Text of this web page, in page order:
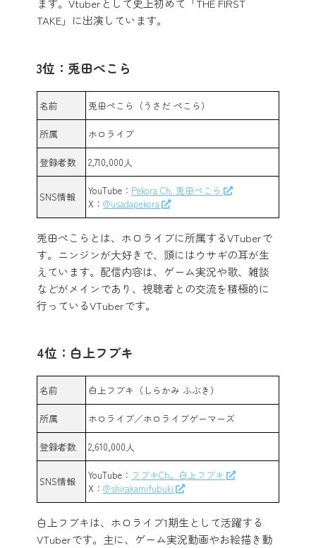
ます。Vtuberとして史上初めて「THE FIRST
TAKE」に出演しています。
3位：兎田ぺこら
名前 兎田ぺこら（うさだ ぺこら）
所属 ホロライブ
登録者数 2,710,000人
SNS情報 YouTube： Pekora Ch. 兎田ぺこら
X：@usadapekora
兎田ぺこらとは、ホロライブに所属するVTuberで
す。ニンジンが大好きで、頭にはウサギの耳が生
えています。配信内容は、ゲーム実況や歌、雑談
などがメインであり、視聴者との交流を積極的に
行っているVTuberです。
4位：白上フブキ
名前 白上フブキ（しらかみ ふぶき）
所属 ホロライブ／ホロライブゲーマーズ
登録者数 2,610,000人
SNS情報 YouTube： フブキCh。白上フブキ
X：@shirakamifubuki
白上フブキは、ホロライブ1期生として活躍する
VTuberです。主に、ゲーム実況動画やお絵描き動